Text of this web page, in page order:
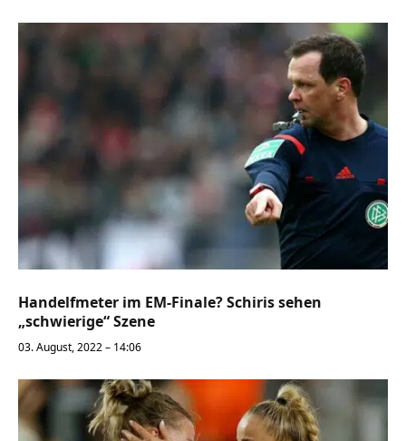
Handelfmeter im EM-Finale? Schiris sehen
„schwierige“ Szene
03. August, 2022 – 14:06